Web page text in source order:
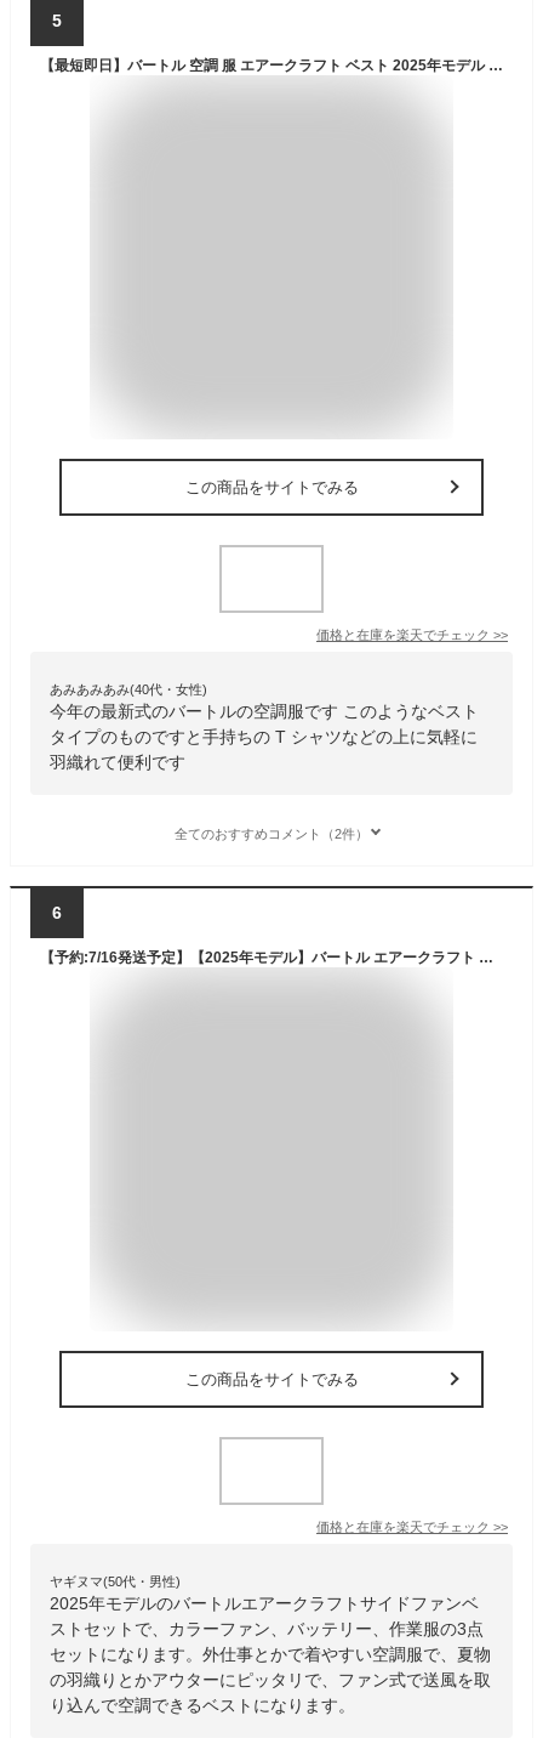
5
【最短即日】バートル 空調 服 エアークラフト ベスト 2025年モデル AC2064 AC09 AC09-1 24v バッテリー＆ファンセット サイドファン 遮熱効果 撥水 防汚 男女兼用 迷彩 フルハーネス カジュアル 作業服 空調ウェア 春夏 涼しい 風量 強い エアクラ M L XL XXL
この商品をサイトでみる
価格と在庫を楽天でチェック >>
あみあみあみ(40代・女性)
今年の最新式のバートルの空調服です このようなベスト
タイプのものですと手持ちの T シャツなどの上に気軽に
羽織れて便利です
全てのおすすめコメント（2件）
6
【予約:7/16発送予定】【2025年モデル】バートル エアークラフト サイドファン ベストセット(バッテリー・カラーファン・作業服の3点組) AC2064set メンズ 空調 服 夏物 作業着 プロノ
この商品をサイトでみる
価格と在庫を楽天でチェック >>
ヤギヌマ(50代・男性)
2025年モデルのバートルエアークラフトサイドファンベ
ストセットで、カラーファン、バッテリー、作業服の3点
セットになります。外仕事とかで着やすい空調服で、夏物
の羽織りとかアウターにピッタリで、ファン式で送風を取
り込んで空調できるベストになります。